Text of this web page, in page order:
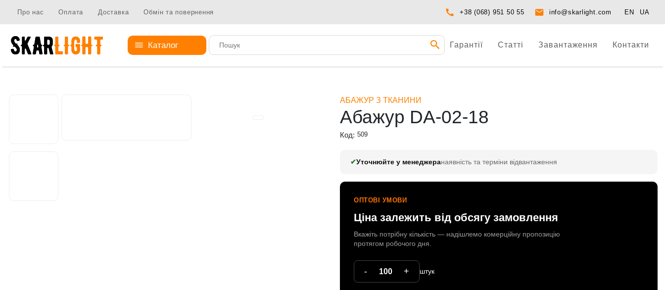
Про нас Оплата Доставка Обмін та повернення +38 (068) 951 50 55 info@skarlight.com EN UA
Каталог Гарантії Статті Завантаження Контакти
Абажур DA-02-18
АБАЖУР З ТКАНИНИ
Абажур DA-02-18
Код: 509
✔Уточнюйте у менеджеранаявність та терміни відвантаження
ОПТОВІ УМОВИ
Ціна залежить від обсягу замовлення
Вкажіть потрібну кількість — надішлемо комерційну пропозицію
протягом робочого дня.
- + штук